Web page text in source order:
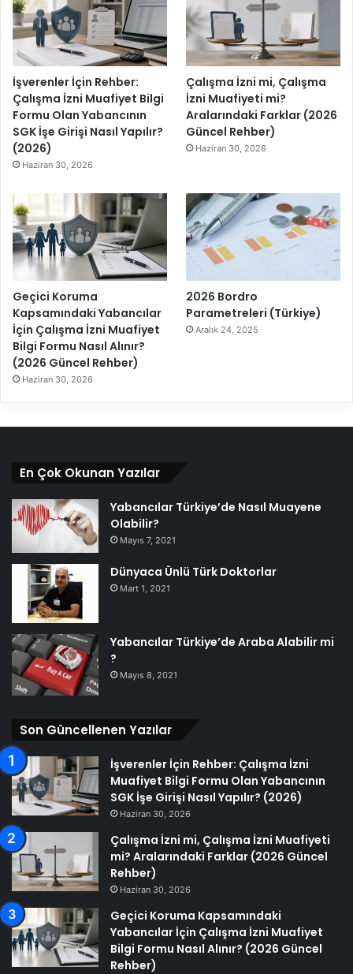
İşverenler İçin Rehber:
Çalışma İzni Muafiyet Bilgi
Formu Olan Yabancının
SGK İşe Girişi Nasıl Yapılır?
(2026)
Haziran 30, 2026
Çalışma İzni mi, Çalışma
İzni Muafiyeti mi?
Aralarındaki Farklar (2026
Güncel Rehber)
Haziran 30, 2026
Geçici Koruma
Kapsamındaki Yabancılar
İçin Çalışma İzni Muafiyet
Bilgi Formu Nasıl Alınır?
(2026 Güncel Rehber)
Haziran 30, 2026
2026 Bordro
Parametreleri (Türkiye)
Aralık 24, 2025
En Çok Okunan Yazılar
Yabancılar Türkiye’de Nasıl Muayene
Olabilir?
Mayıs 7, 2021
Dünyaca Ünlü Türk Doktorlar
Mart 1, 2021
Yabancılar Türkiye’de Araba Alabilir mi
?
Mayıs 8, 2021
Son Güncellenen Yazılar
İşverenler İçin Rehber: Çalışma İzni
Muafiyet Bilgi Formu Olan Yabancının
SGK İşe Girişi Nasıl Yapılır? (2026)
Haziran 30, 2026
Çalışma İzni mi, Çalışma İzni Muafiyeti
mi? Aralarındaki Farklar (2026 Güncel
Rehber)
Haziran 30, 2026
Geçici Koruma Kapsamındaki
Yabancılar İçin Çalışma İzni Muafiyet
Bilgi Formu Nasıl Alınır? (2026 Güncel
Rehber)